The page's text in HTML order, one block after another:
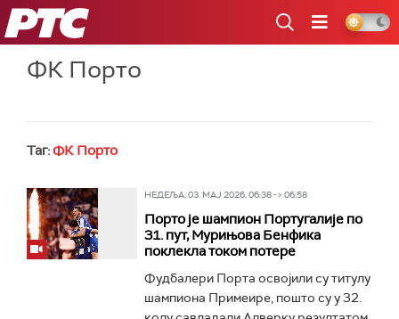
РТС
ФК Порто
Таг:ФК Порто
НЕДЕЉА, 03. МАЈ 2026, 06:38 -> 06:58
Порто је шампион Португалије по
31. пут, Мурињова Бенфика
поклекла током потере
Фудбалери Порта освојили су титулу
шампиона Примеире, пошто су у 32.